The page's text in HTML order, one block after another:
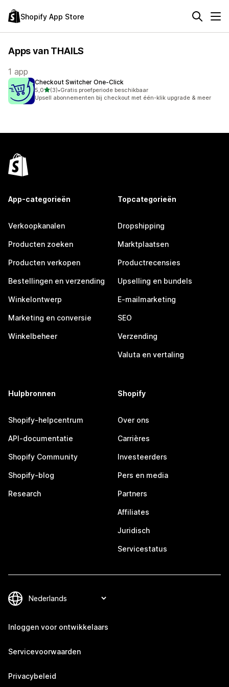
Shopify App Store
Apps van THAILS
1 app
Checkout Switcher One‑Click
5,0van 5 sterren
(3)
3 recensies in totaal
•Gratis proefperiode beschikbaar
Upsell abonnementen bij checkout met één-klik upgrade & meer
App-categorieën
Verkoopkanalen
Producten zoeken
Producten verkopen
Bestellingen en verzending
Winkelontwerp
Marketing en conversie
Winkelbeheer
Topcategorieën
Dropshipping
Marktplaatsen
Productrecensies
Upselling en bundels
E-mailmarketing
SEO
Verzending
Valuta en vertaling
Hulpbronnen
Shopify-helpcentrum
API-documentatie
Shopify Community
Shopify-blog
Research
Shopify
Over ons
Carrières
Investeerders
Pers en media
Partners
Affiliates
Juridisch
Servicestatus
Inloggen voor ontwikkelaars
Servicevoorwaarden
Privacybeleid